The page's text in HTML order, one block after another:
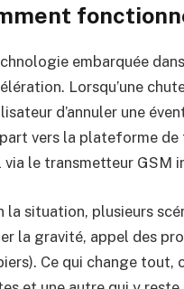
embarquée
Lorsqu’une
d’annuler une
vers la plateforme
via le transmetteur GSM
la situation, plusieurs
la gravité, appel des
Ce qui change tout,